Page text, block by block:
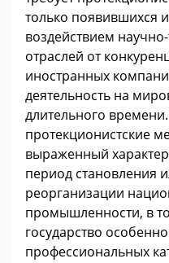
только появившихся
воздействием
отраслей от
иностранных
деятельность на
длительного
протекционистские
выраженный
период становления
реорганизации
промышленности, в
государство
профессиональных